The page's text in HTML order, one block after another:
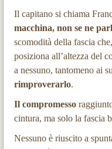
Il capitano si chiama
macchina, non se ne
scomodità della fascia
posiziona all’altezza del
a nessuno, tantomeno ai
rimproverarlo.
Il compromesso
cintura, ma solo la fascia
Nessuno è riuscito a